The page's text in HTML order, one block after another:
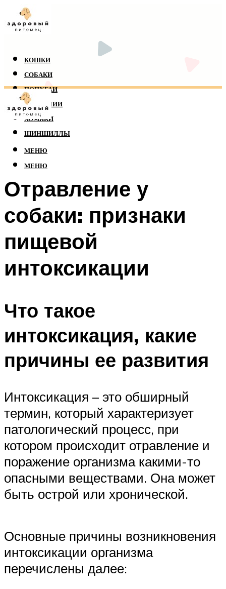
КОШКИ
СОБАКИ
ПОПУГАИ
РЕПТИЛИИ
ХОМЯКИ
ШИНШИЛЛЫ
МЕНЮ
МЕНЮ
Отравление у
собаки: признаки
пищевой
интоксикации
Что такое
интоксикация, какие
причины ее развития
Интоксикация – это обширный
термин, который характеризует
патологический процесс, при
котором происходит отравление и
поражение организма какими-то
опасными веществами. Она может
быть острой или хронической.
Основные причины возникновения
интоксикации организма
перечислены далее: